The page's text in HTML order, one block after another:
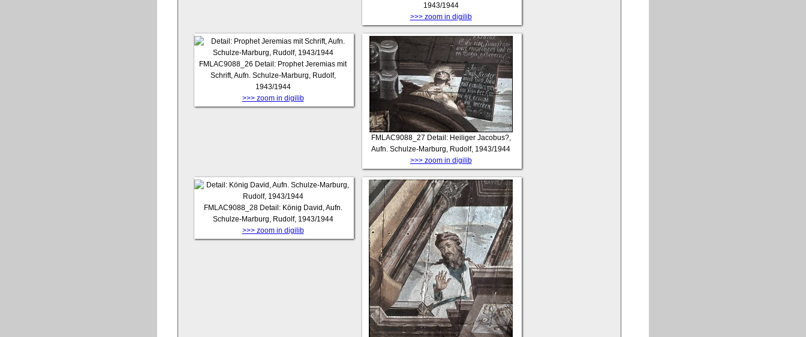
1943/1944
>>> zoom in digilib
FMLAC9088_26 Detail: Prophet Jeremias mit
Schrift, Aufn. Schulze-Marburg, Rudolf,
1943/1944
>>> zoom in digilib
FMLAC9088_27 Detail: Heiliger Jacobus?,
Aufn. Schulze-Marburg, Rudolf, 1943/1944
>>> zoom in digilib
FMLAC9088_28 Detail: König David, Aufn.
Schulze-Marburg, Rudolf, 1943/1944
>>> zoom in digilib